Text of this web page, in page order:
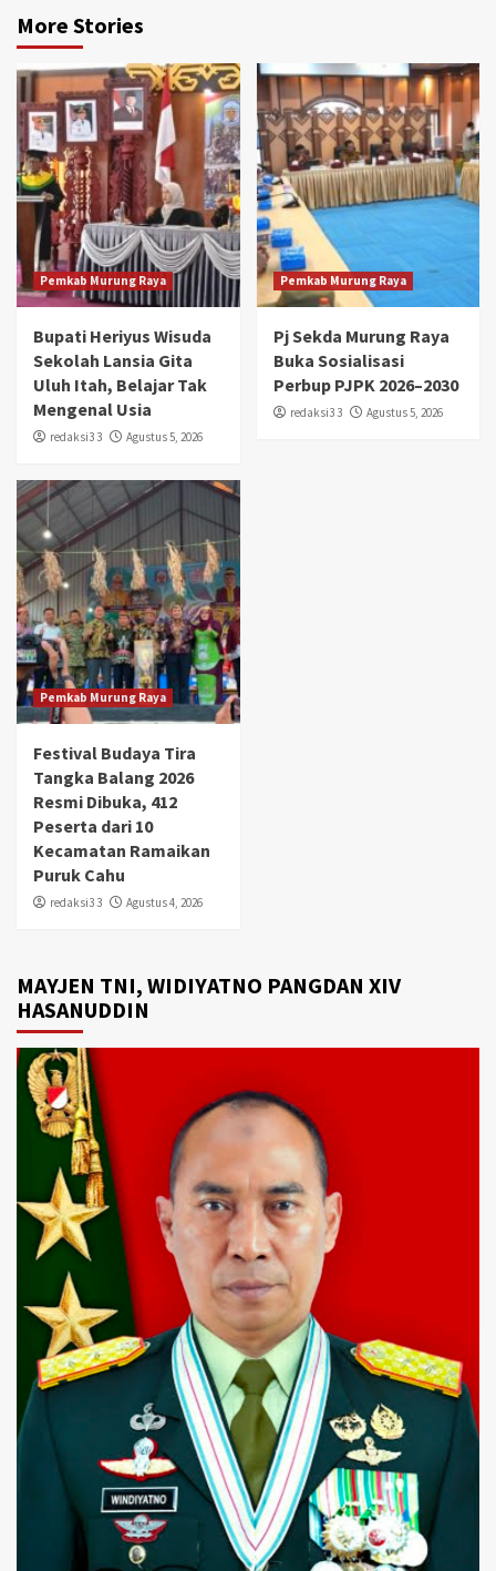
More Stories
Pemkab Murung Raya
Bupati Heriyus Wisuda
Sekolah Lansia Gita
Uluh Itah, Belajar Tak
Mengenal Usia
redaksi3 3 Agustus 5, 2026
Pemkab Murung Raya
Pj Sekda Murung Raya
Buka Sosialisasi
Perbup PJPK 2026–2030
redaksi3 3 Agustus 5, 2026
Pemkab Murung Raya
Festival Budaya Tira
Tangka Balang 2026
Resmi Dibuka, 412
Peserta dari 10
Kecamatan Ramaikan
Puruk Cahu
redaksi3 3 Agustus 4, 2026
MAYJEN TNI, WIDIYATNO PANGDAN XIV
HASANUDDIN